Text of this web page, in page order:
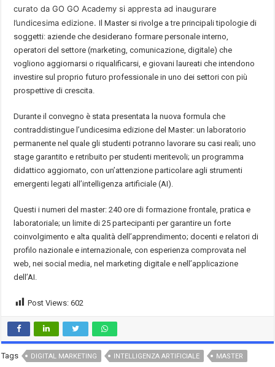
curato da GO GO Academy si appresta ad inaugurare
l’undicesima edizione.Il Master si rivolge a tre principali tipologie di
soggetti: aziende che desiderano formare personale interno,
operatori del settore (marketing, comunicazione, digitale) che
vogliono aggiornarsi o riqualificarsi, e giovani laureati che intendono
investire sul proprio futuro professionale in uno dei settori con più
prospettive di crescita.
Durante il convegno è stata presentata la nuova formula che
contraddistingue l’undicesima edizione del Master: un laboratorio
permanente nel quale gli studenti potranno lavorare su casi reali; uno
stage garantito e retribuito per studenti meritevoli; un programma
didattico aggiornato, con un’attenzione particolare agli strumenti
emergenti legati all’intelligenza artificiale (AI).
Questi i numeri del master: 240 ore di formazione frontale, pratica e
laboratoriale; un limite di 25 partecipanti per garantire un forte
coinvolgimento e alta qualità dell’apprendimento; docenti e relatori di
profilo nazionale e internazionale, con esperienza comprovata nel
web, nei social media, nel marketing digitale e nell’applicazione
dell’AI.
Post Views: 602
Tags DIGITAL MARKETING INTELLIGENZA ARTIFICIALE MASTER